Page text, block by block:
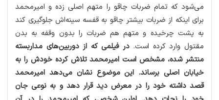
می‌شود كه تمام ضربات چاقو را متهم اصلی زده و امیرمحمد
برای اینكه از ضربات بیشتر چاقو به قفسه سینه‌اش جلوگیری كند
به پشت چرخیده و متهم هم ضربات را بدون وقفه به بدن
مقتول وارد كرده است.در فیلمی كه از دوربین‌های مداربسته
منتشر شده، مشخص است امیرمحمد تلاش كرده خودش را به
خیابان اصلی برساند. این موضوع نشان می‌دهد امیرمحمد
قصد داشته خود را در معرض دید قرار دهد و به نوعی جان